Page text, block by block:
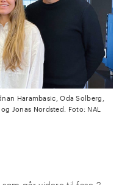
Harambasic, Oda Solberg,
Jonas Nordsted. Foto: NAL